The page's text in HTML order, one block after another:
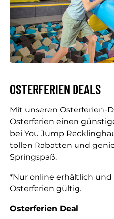
OSTERFERIEN DEALS
Mit unseren Osterferien-
Osterferien einen
bei You Jump
tollen Rabatten und
Springspaß.
*Nur online erhältlich
Osterferien gültig.
Osterferien Deal